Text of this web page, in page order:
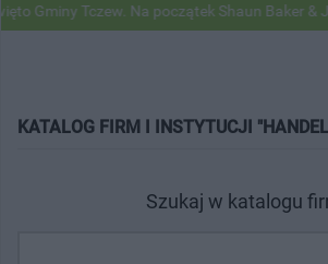
Gminy Tczew. Na początek Shaun Baker &
KATALOG FIRM I INSTYTUCJI
Szukaj w katalogu